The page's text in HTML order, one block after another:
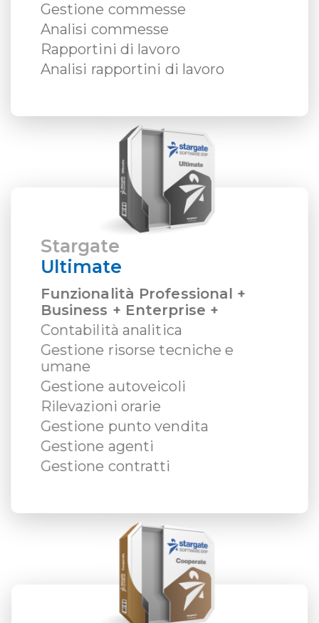
Gestione commesse
Analisi commesse
Rapportini di lavoro
Analisi rapportini di lavoro
Stargate
Ultimate
Funzionalità Professional +
Business + Enterprise +
Contabilità analitica
Gestione risorse tecniche e
umane
Gestione autoveicoli
Rilevazioni orarie
Gestione punto vendita
Gestione agenti
Gestione contratti